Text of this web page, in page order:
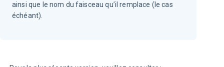
ainsi que le nom du faisceau qu’il remplace (le cas
échéant).